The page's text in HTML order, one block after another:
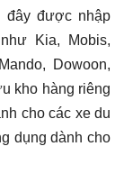
đây được nhập
Kia, Mobis,
Dowoon,
kho hàng riêng
cho các xe du
dụng dành cho